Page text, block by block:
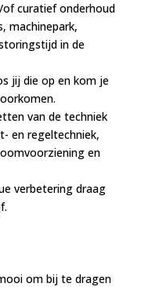
of curatief onderhoud
machinepark,
in de
jij die op en kom je
van de techniek
en regeltechniek,
en
verbetering draag
om bij te dragen